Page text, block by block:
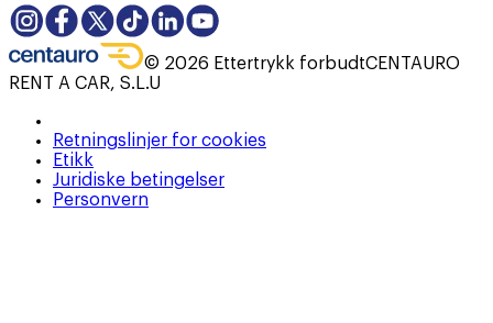
© 2026 Ettertrykk forbudtCENTAURO
RENT A CAR, S.L.U
Retningslinjer for cookies
Etikk
Juridiske betingelser
Personvern